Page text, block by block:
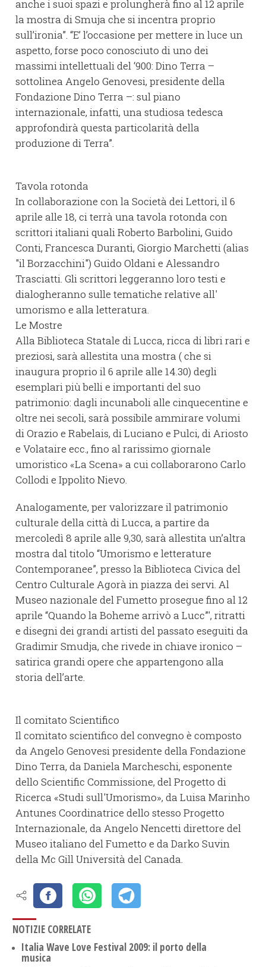
anche i suoi spazi e prolungherà fino al 12 aprile
la mostra di Smuja che si incentra proprio
sull’ironia”. “E’ l’occasione per mettere in luce un
aspetto, forse poco conosciuto di uno dei
massimi intellettuali del ‘900: Dino Terra –
sottolinea Angelo Genovesi, presidente della
Fondazione Dino Terra –: sul piano
internazionale, infatti, una studiosa tedesca
approfondirà questa particolarità della
produzione di Terra”.
Tavola rotonda
In collaborazione con la Società dei Lettori, il 6
aprile alle 18, ci terrà una tavola rotonda con
scrittori italiani quali Roberto Barbolini, Guido
Conti, Francesca Duranti, Giorgio Marchetti (alias
"il Borzacchini") Guido Oldani e Alessandro
Trasciatti. Gli scrittori leggeranno loro testi e
dialogheranno sulle tematiche relative all'
umorismo e alla letteratura.
Le Mostre
Alla Biblioteca Statale di Lucca, ricca di libri rari e
preziosi, sarà allestita una mostra ( che si
inaugura proprio il 6 aprile alle 14.30) degli
esemplari più belli e importanti del suo
patrimonio: dagli incunaboli alle cinquecentine e
oltre nei secoli, sarà possibile ammirare volumi
di Orazio e Rabelais, di Luciano e Pulci, di Ariosto
e Volataire ecc., fino al rarissimo giornale
umoristico «La Scena» a cui collaborarono Carlo
Collodi e Ippolito Nievo.
Analogamente, per valorizzare il patrimonio
culturale della città di Lucca, a partire da
mercoledì 8 aprile alle 9,30, sarà allestita un’altra
mostra dal titolo “Umorismo e letterature
Contemporanee”, presso la Biblioteca Civica del
Centro Culturale Agorà in piazza dei servi. Al
Museo nazionale del Fumetto prosegue fino al 12
aprile “Quando la Boheme arrivò a Lucc”', ritratti
e disegni dei grandi artisti del passato eseguiti da
Gradimir Smudja, che rivede in chiave ironico –
satirica grandi opere che appartengono alla
storia dell’arte.
Il comitato Scientifico
Il comitato scientifico del convegno è composto
da Angelo Genovesi presidente della Fondazione
Dino Terra, da Daniela Marcheschi, esponente
dello Scientific Commissione, del Progetto di
Ricerca «Studi sull'Umorismo», da Luisa Marinho
Antunes Coordinatrice dello stesso Progetto
Internazionale, da Angelo Nencetti direttore del
Museo italiano del Fumetto e da Darko Suvin
della Mc Gill Università del Canada.
NOTIZIE CORRELATE
Italia Wave Love Festival 2009: il porto della
musica